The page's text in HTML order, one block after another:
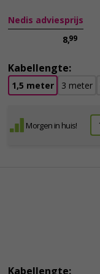
Nedis adviesprijs
8,99
Kabellengte:
1,5 meter 3 meter
Morgen in huis!
Kabellengte: